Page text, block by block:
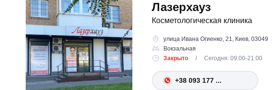
Лазерхауз
Косметологическая клиника
улица Ивана Огиенко, 21, Киев, 03049
Вокзальная
Закрыто
/ Сегодня: 09:00-21:00
+38 093 177 ...